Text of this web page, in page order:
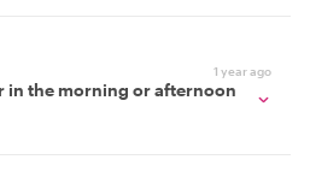
1 year ago
in the morning or afternoon